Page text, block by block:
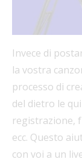
Invece di
la vostra
processo di
del dietro le
registrazione,
ecc. Questo
con voi a un